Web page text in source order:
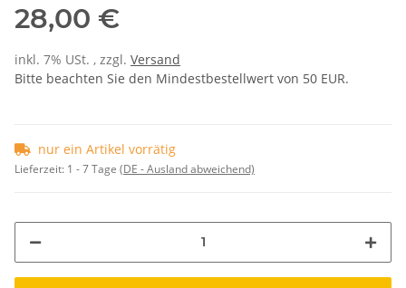
28,00 €
inkl. 7% USt. , zzgl. Versand
Bitte beachten Sie den Mindestbestellwert von 50 EUR.
nur ein Artikel vorrätig
Lieferzeit: 1 - 7 Tage (DE - Ausland abweichend)